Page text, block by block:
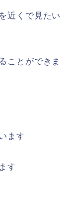
近くで見たい
ことができま
ます
す